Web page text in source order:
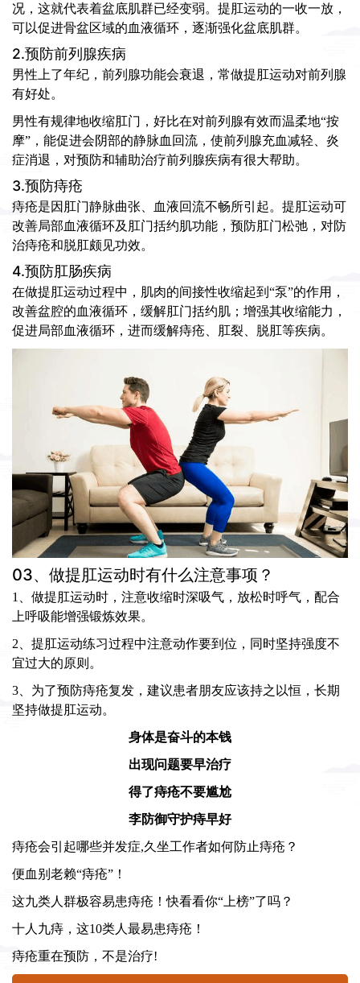
况，这就代表着盆底肌群已经变弱。提肛运动的一收一放，
可以促进骨盆区域的血液循环，逐渐强化盆底肌群。
2.预防前列腺疾病
男性上了年纪，前列腺功能会衰退，常做提肛运动对前列腺
有好处。
男性有规律地收缩肛门，好比在对前列腺有效而温柔地“按
摩”，能促进会阴部的静脉血回流，使前列腺充血减轻、炎
症消退，对预防和辅助治疗前列腺疾病有很大帮助。
3.预防痔疮
痔疮是因肛门静脉曲张、血液回流不畅所引起。提肛运动可
改善局部血液循环及肛门括约肌功能，预防肛门松弛，对防
治痔疮和脱肛颇见功效。
4.预防肛肠疾病
在做提肛运动过程中，肌肉的间接性收缩起到“泵”的作用，
改善盆腔的血液循环，缓解肛门括约肌；增强其收缩能力，
促进局部血液循环，进而缓解痔疮、肛裂、脱肛等疾病。
03、做提肛运动时有什么注意事项？
1、做提肛运动时，注意收缩时深吸气，放松时呼气，配合
上呼吸能增强锻炼效果。
2、提肛运动练习过程中注意动作要到位，同时坚持强度不
宜过大的原则。
3、为了预防痔疮复发，建议患者朋友应该持之以恒，长期
坚持做提肛运动。
身体是奋斗的本钱
出现问题要早治疗
得了痔疮不要尴尬
李防御守护痔早好
痔疮会引起哪些并发症,久坐工作者如何防止痔疮？
便血别老赖“痔疮”！
这九类人群极容易患痔疮！快看看你“上榜”了吗？
十人九痔，这10类人最易患痔疮！
痔疮重在预防，不是治疗!